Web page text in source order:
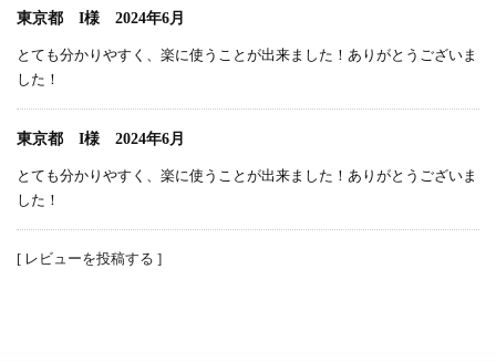
東京都 I様 2024年6月
とても分かりやすく、楽に使うことが出来ました！ありがとうございま
した！
東京都 I様 2024年6月
とても分かりやすく、楽に使うことが出来ました！ありがとうございま
した！
[ レビューを投稿する ]